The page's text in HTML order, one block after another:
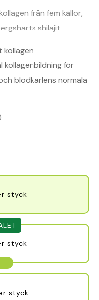
från fem källor,
shilajit.
kollagen
kollagenbildning för
blodkärlens normala
styck
styck
styck